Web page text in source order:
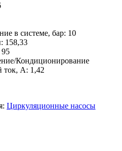
в системе, бар: 10
158,33
Кондиционирование
ток, А: 1,42
Циркуляционные насосы